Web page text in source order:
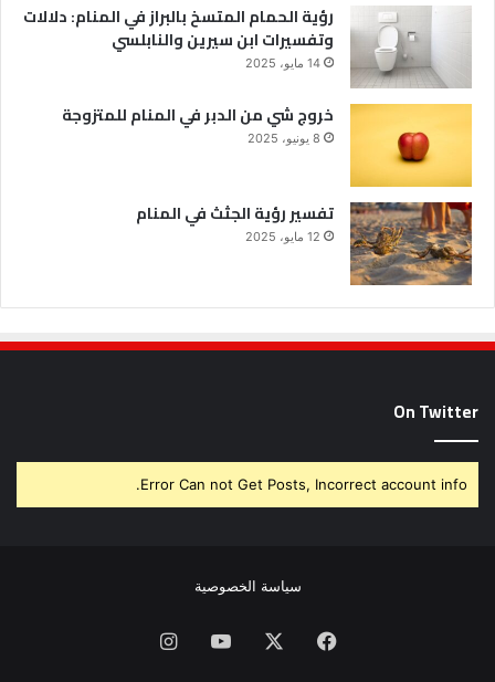
رؤية الحمام المتسخ بالبراز في المنام: دلالات
وتفسيرات ابن سيرين والنابلسي
14 مايو، 2025
خروج شي من الدبر في المنام للمتزوجة
8 يونيو، 2025
تفسير رؤية الجثث في المنام
12 مايو، 2025
On Twitter
Error Can not Get Posts, Incorrect account info.
سياسة الخصوصية
فيسبوك يوتيوبانستقرام